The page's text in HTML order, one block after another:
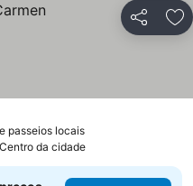
Partilhar
passeios locaisVer preços
da cidade